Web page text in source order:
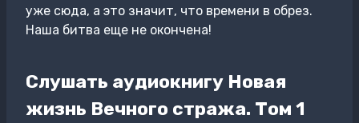
уже сюда, а это значит, что времени в обрез.
Наша битва еще не окончена!
Слушать аудиокнигу Новая
жизнь Вечного стража. Том 1